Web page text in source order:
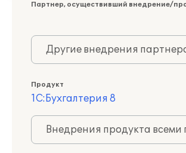
Партнер, осуществивший внедрение/
Другие внедрения
Продукт
1С:Бухгалтерия 8
Внедрения продукта